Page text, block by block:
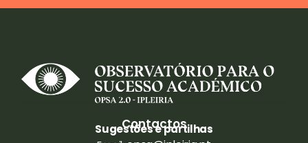
Contactos
Sugestões e partilhas